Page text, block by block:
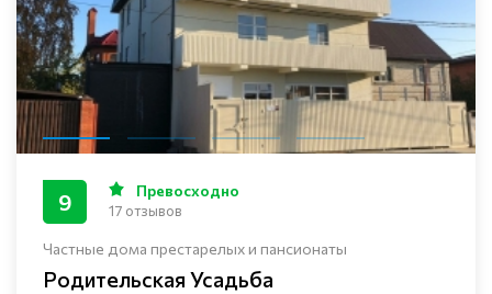
Частные дома престарелых и пансионаты
Родительская Усадьба
9 Превосходно
17 отзывов